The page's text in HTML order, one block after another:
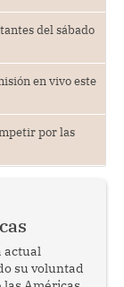
del sábado
en vivo este
por las
actual
su voluntad